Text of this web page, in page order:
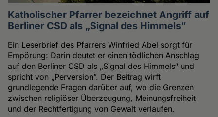
Katholischer Pfarrer bezeichnet Angriff auf
Berliner CSD als „Signal des Himmels”
Ein Leserbrief des Pfarrers Winfried Abel sorgt für
Empörung: Darin deutet er einen tödlichen Anschlag
auf den Berliner CSD als „Signal des Himmels“ und
spricht von „Perversion”. Der Beitrag wirft
grundlegende Fragen darüber auf, wo die Grenzen
zwischen religiöser Überzeugung, Meinungsfreiheit
und der Rechtfertigung von Gewalt verlaufen.